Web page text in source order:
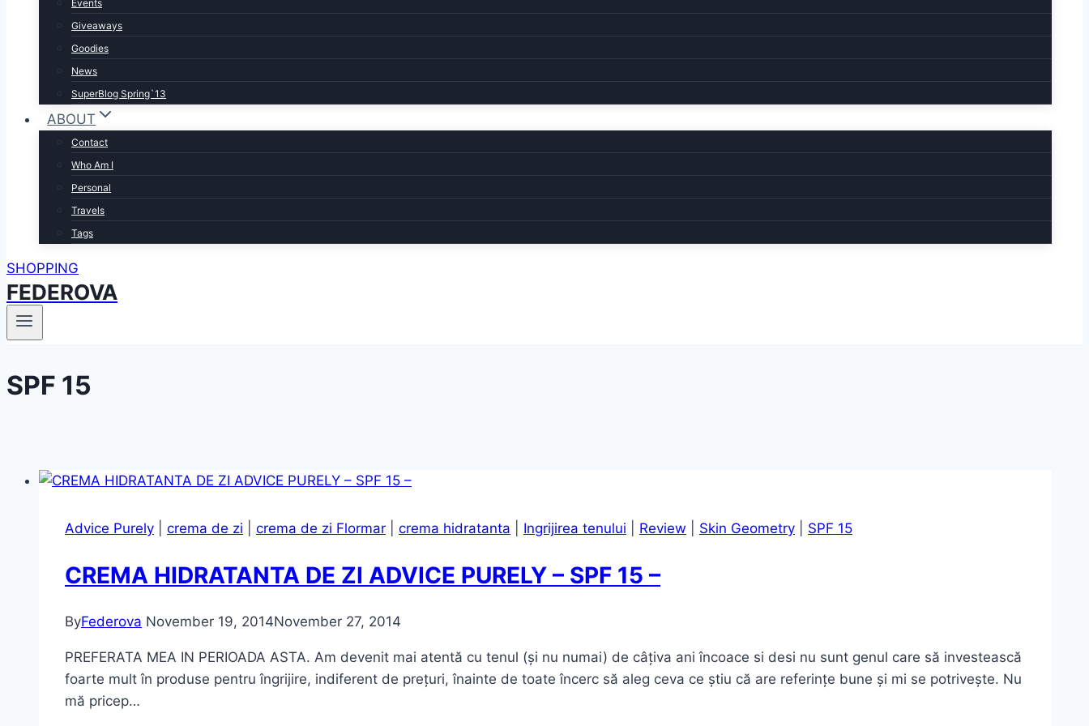
Events
Giveaways
Goodies
News
SuperBlog Spring`13
ABOUT
Contact
Who Am I
Personal
Travels
Tags
SHOPPING
FEDEROVA
SPF 15
Advice Purely crema de zi crema de zi Flormar crema hidratanta Ingrijirea tenului Review Skin Geometry SPF 15
CREMA HIDRATANTA DE ZI ADVICE PURELY – SPF 15 –
ByFederova November 19, 2014November 27, 2014
PREFERATA MEA IN PERIOADA ASTA. Am devenit mai atentă cu tenul (și nu numai) de câțiva ani încoace si desi nu sunt genul care să investească
foarte mult în produse pentru îngrijire, indiferent de prețuri, înainte de toate încerc să aleg ceva ce știu că are referințe bune și mi se potrivește. Nu
mă pricep…